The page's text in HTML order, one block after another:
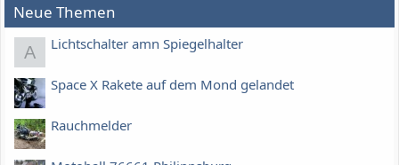
Neue Themen
A Lichtschalter amn Spiegelhalter
Space X Rakete auf dem Mond gelandet
Rauchmelder